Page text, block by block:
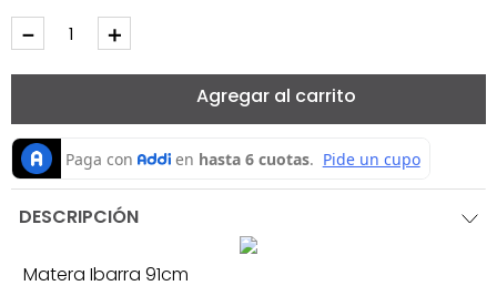
＋
－
Agregar al carrito
DESCRIPCIÓN
Matera Ibarra 91cm